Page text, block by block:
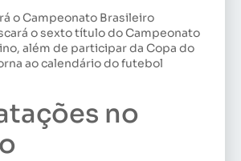
o Campeonato Brasileiro
o sexto título do Campeonato
além de participar da Copa do
ao calendário do futebol
no